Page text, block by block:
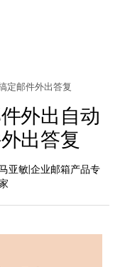
定邮件外出答复
外出自动
出答复
亚敏|企业邮箱产品专